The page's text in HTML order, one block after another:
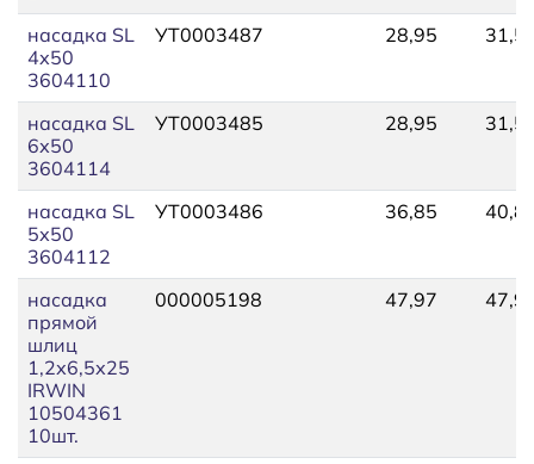
насадка SL
4х50
3604110
УТ0003487 28,95
насадка SL
6х50
3604114
УТ0003485 28,95
насадка SL
5х50
3604112
УТ0003486 36,85
насадка
прямой
шлиц
1,2х6,5х25
IRWIN
10504361
10шт.
000005198 47,97